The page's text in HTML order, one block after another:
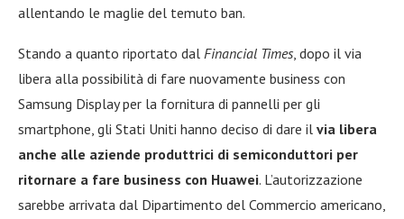
allentando le maglie del temuto ban.
Stando a quanto riportato dal Financial Times , dopo il via
libera alla possibilità di fare nuovamente business con
Samsung Display per la fornitura di pannelli per gli
smartphone, gli Stati Uniti hanno deciso di dare il via libera
anche alle aziende produttrici di semiconduttori per
ritornare a fare business con Huawei. L’autorizzazione
sarebbe arrivata dal Dipartimento del Commercio americano,